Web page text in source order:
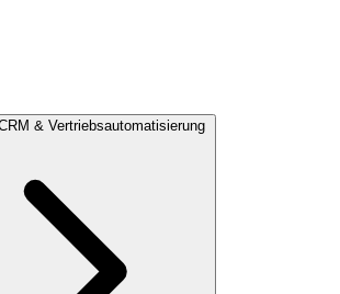
& Vertriebsautomatisierung